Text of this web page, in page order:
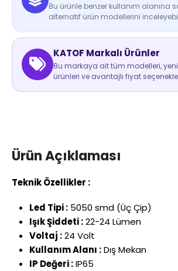
Bu ürünle benzer kullanım alanına
alternatif ürün modellerini
KATOF Markalı Ürünler
Bu markaya ait tüm modelleri,
ürünleri ve avantajlı fiyat
Ürün Açıklaması
Teknik Özellikler :
Led Tipi :5050 smd (Üç Çip)
Işık Şiddeti :22-24 Lümen
Voltaj :24 Volt
Kullanım Alanı :Dış Mekan
IP Değeri :IP65